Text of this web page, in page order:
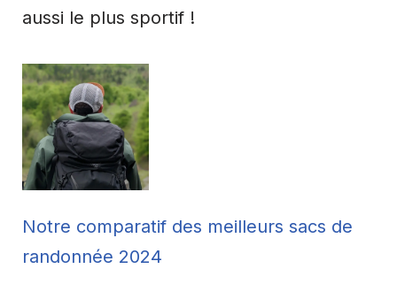
aussi le plus sportif !
Notre comparatif des meilleurs sacs de
randonnée 2024